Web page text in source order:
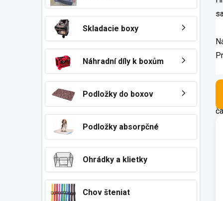
Skladacie boxy
Náhradní díly k boxům
Podložky do boxov
Podložky absorpčné
Ohrádky a klietky
Chov šteniat
-
V